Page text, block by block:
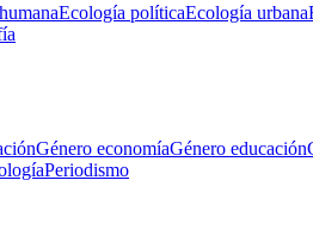
Ecología políticaEcología urbana
Género economíaGénero educación
Periodismo